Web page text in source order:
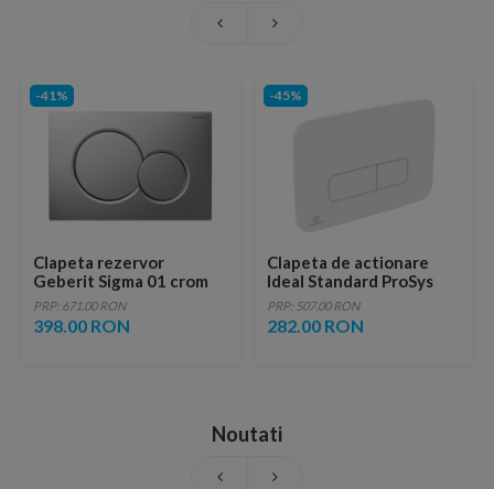
-41%
Clapeta rezervor
Geberit Sigma 01 crom
mat-lacuit
PRP: 671.00 RON
398.00 RON
-45%
Clapeta de actionare
Ideal Standard ProSys
Oleas M3 alb mat
PRP: 507.00 RON
282.00 RON
Noutati